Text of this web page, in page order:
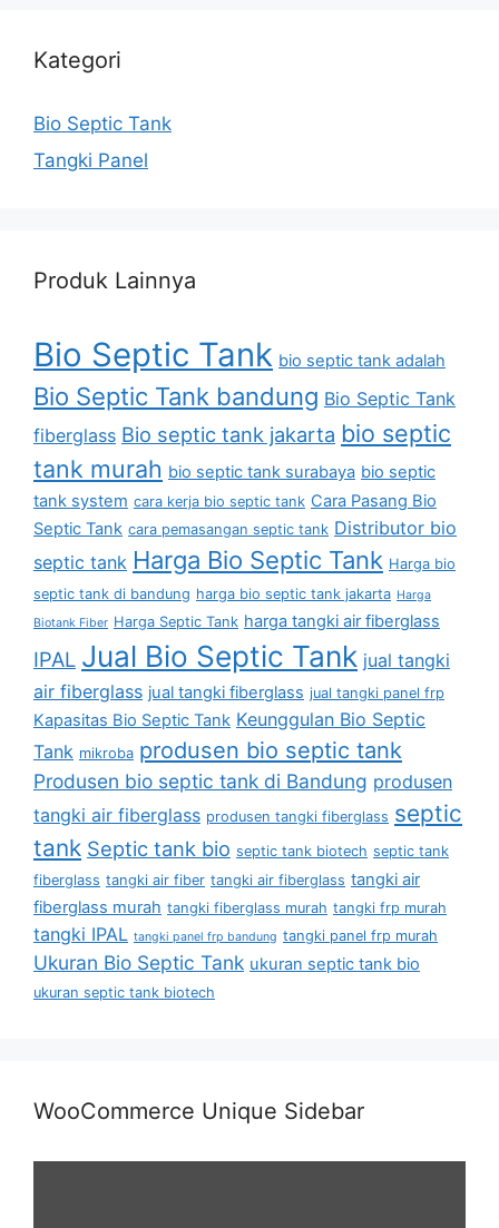
Kategori
Bio Septic Tank
Tangki Panel
Produk Lainnya
Bio Septic Tank bio septic tank adalah
Bio Septic Tank bandung Bio Septic Tank
fiberglass Bio septic tank jakarta bio septic
tank murah bio septic tank surabaya bio septic
tank system cara kerja bio septic tank Cara Pasang Bio
Septic Tank cara pemasangan septic tank Distributor bio
septic tank Harga Bio Septic Tank Harga bio
septic tank di bandung harga bio septic tank jakarta Harga
Biotank Fiber Harga Septic Tank harga tangki air fiberglass
IPAL Jual Bio Septic Tank jual tangki
air fiberglass jual tangki fiberglass jual tangki panel frp
Kapasitas Bio Septic Tank Keunggulan Bio Septic
Tank mikroba produsen bio septic tank
Produsen bio septic tank di Bandung produsen
tangki air fiberglass produsen tangki fiberglass septic
tank Septic tank bio septic tank biotech septic tank
fiberglass tangki air fiber tangki air fiberglass tangki air
fiberglass murah tangki fiberglass murah tangki frp murah
tangki IPAL tangki panel frp bandung tangki panel frp murah
Ukuran Bio Septic Tank ukuran septic tank bio
ukuran septic tank biotech
WooCommerce Unique Sidebar